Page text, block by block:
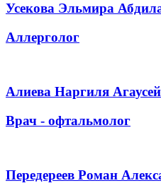
Усекова Эльмира
Аллерголог
Алиева Наргиля
Врач - офтальмолог
Передереев Роман